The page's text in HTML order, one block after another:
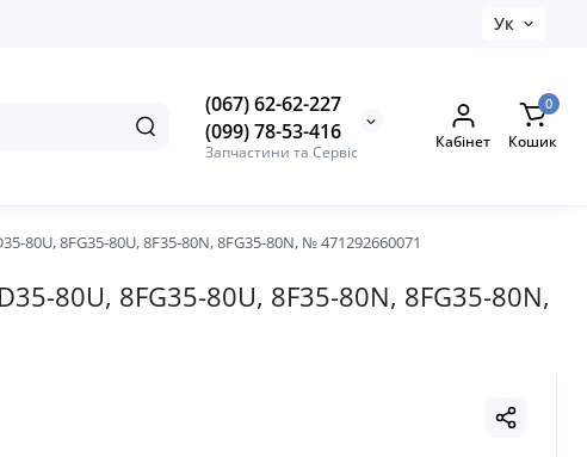
Ук
(067) 62-62-227
(099) 78-53-416
Запчастини та Сервіс Кабінет
0
Кошик
80U, 8FG35-80U, 8F35-80N, 8FG35-80N, № 471292660071
80U, 8FG35-80U, 8F35-80N, 8FG35-80N,